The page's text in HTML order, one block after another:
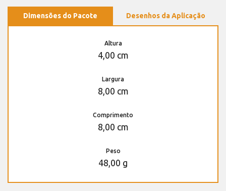
Dimensões do Pacote Desenhos da Aplicação
Altura
4,00 cm
Largura
8,00 cm
Comprimento
8,00 cm
Peso
48,00 g